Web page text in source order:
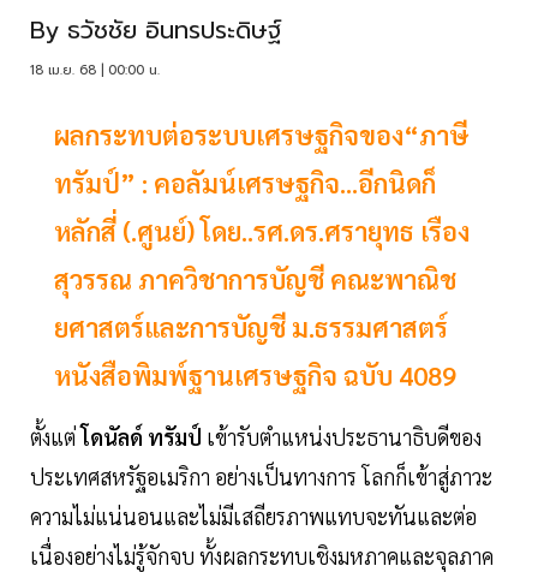
By ธวัชชัย อินทรประดิษฐ์
18 เม.ย. 68 | 00:00 น.
ผลกระทบต่อระบบเศรษฐกิจของ“ภาษี
ทรัมป์” : คอลัมน์เศรษฐกิจ...อีกนิดก็
หลักสี่ (.ศูนย์) โดย..รศ.ดร.ศรายุทธ เรือง
สุวรรณ ภาควิชาการบัญชี คณะพาณิช
ยศาสตร์และการบัญชี ม.ธรรมศาสตร์
หนังสือพิมพ์ฐานเศรษฐกิจ ฉบับ 4089
ตั้งแต่โดนัลด์ ทรัมป์ เข้ารับตำแหน่งประธานาธิบดีของ
ประเทศสหรัฐอเมริกา อย่างเป็นทางการ โลกก็เข้าสู่ภาวะ
ความไม่แน่นอนและไม่มีเสถียรภาพแทบจะทันและต่อ
เนื่องอย่างไม่รู้จักจบ ทั้งผลกระทบเชิงมหภาคและจุลภาค